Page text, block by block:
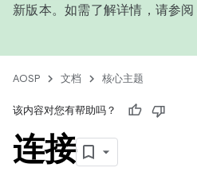
新版本。如需了解详情，请参阅
AOSP 文档 核心主题
该内容对您有帮助吗？
连接